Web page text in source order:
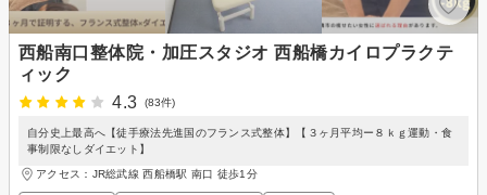
西船南口整体院・加圧スタジオ 西船橋カイロプラクテ
ィック
4.3
(83件)
自分史上最高へ【徒手療法先進国のフランス式整体】【３ヶ月平均ー８ｋｇ運動・食
事制限なしダイエット】
アクセス：JR総武線 西船橋駅 南口 徒歩1分